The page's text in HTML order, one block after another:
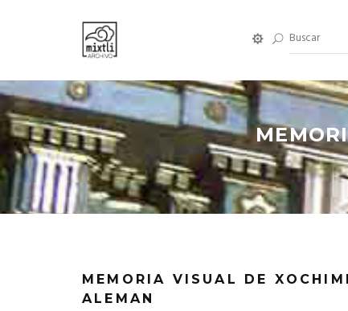
MEMORIA VISUAL DE
ALEMAN